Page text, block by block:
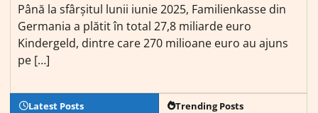
Până la sfârșitul lunii iunie 2025, Familienkasse din
Germania a plătit în total 27,8 miliarde euro
Kindergeld, dintre care 270 milioane euro au ajuns
pe […]
Latest Posts Trending Posts